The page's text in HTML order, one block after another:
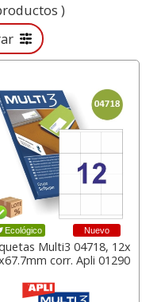
)
Ecológico Nuevo
Multi3 04718, 12x
corr. Apli 01290